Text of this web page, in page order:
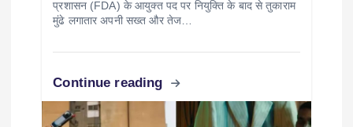
प्रशासन (FDA) के आयुक्त पद पर नियुक्ति के बाद से तुकाराम
मुंढे लगातार अपनी सख्त और तेज…
Continue reading